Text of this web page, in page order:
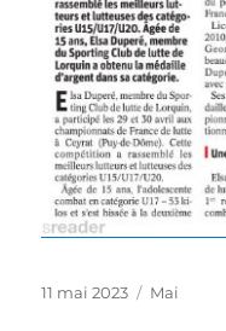
Publié
11 mai 2023 Catégories
Mai